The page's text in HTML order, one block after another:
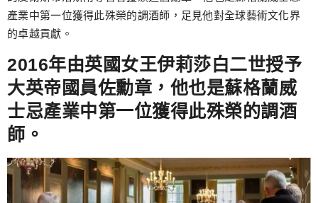
產業中第一位獲得此殊榮的調酒師，足見他對全球藝術文化界
的卓越貢獻。
2016年由英國女王伊莉莎白二世授予
大英帝國員佐勳章，他也是蘇格蘭威
士忌產業中第一位獲得此殊榮的調酒
師。